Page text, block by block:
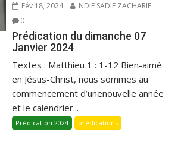
Fév 18, 2024
NDIE SADIE ZACHARIE
0
Prédication du dimanche 07
Janvier 2024
Textes : Matthieu 1 : 1-12 Bien-aimé
en Jésus-Christ, nous sommes au
commencement d’unenouvelle année
et le calendrier...
Prédication 2024 prédications